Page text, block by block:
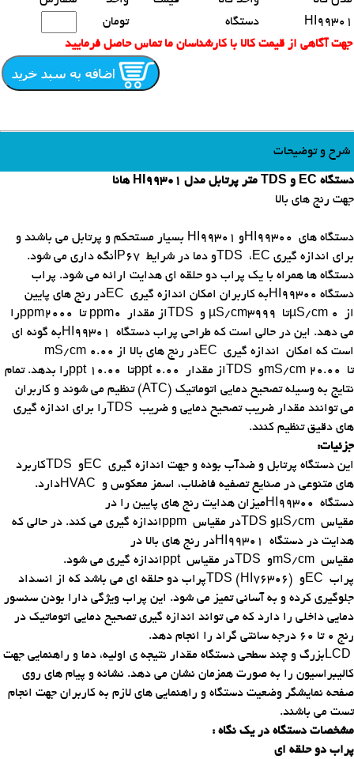
HI99301
دستگاه
تومان
جهت آگاهی از قیمت کالا با کارشناسان ما تماس حاصل فرمایید
شرح و توضیحات
دستگاه EC و TDS متر پرتابل مدل HI99301 هانا
جهت رنج های بالا
دستگاه های HI99300و HI99301 بسیار مستحکم و پرتابل می باشند و
برای اندازه گیری EC، TDS و دما در شرایط IP67نگه داری می شود.
دستگاه ها همراه با یک پراب دو حلقه ای هدایت ارائه می شود. پراب
دستگاه HI99300به کاربران امکان اندازه گیری ECدر رنج های پایین
از
µS/cm 0تا µS/cm3999 و TDS از مقدار ppm0تا ppm2000را
می دهد. این در حالی است که طراحی پراب دستگاه
HI99301به گونه ای
است که امکان اندازه گیری ECدر رنج های بالا از mS/cm 0.00
تا
mS/cm 20.00و TDS از مقدار ppt 0.00تا ppt 10.00را بدهد. تمام
نتایج به وسیله تصحیح دمایی اتوماتیک (ATC)تنظیم می شوند و کاربران
می توانند مقدار ضریب تصحیح دمایی و ضریب TDS را برای اندازه گیری
های دقیق تنظیم کنند.
جزئیات:
این دستگاه پرتابل و ضدآب بوده و جهت اندازه گیری ECو TDS کاربرد
های متنوعی در صنایع تصفیه فاضلاب، اسمز معکوس و
HVACدارد.
دستگاه HI99300میزان هدایت رنج های پایین را در
مقیاس µS/cmو TDS در مقیاس ppm اندازه گیری می کند. در حالی که
هدایت در دستگاه
HI99301در رنج های بالا در
مقیاس mS/cmو TDS در مقیاس ppt اندازه گیری می شود.
پراب ECو TDS (HI76306) پراب دو حلقه ای می باشد که از انسداد
جلوگیری کرده و به آسانی تمیز می شود. این پراب ویژگی دارا بودن سنسور
دمایی داخلی را دارد که می تواند اندازه گیری تصحیح دمایی اتوماتیک در
رنج 0 تا 60 درجه سانتی گراد را انجام دهد
.
LCDبزرگ و چند سطحی دستگاه مقدار نتیجه ی اولیه، دما و راهنمایی جهت
کالیبراسیون را به صورت همزمان نشان می دهد. نشانه و پیام های روی
صفحه نمایشگر وضعیت دستگاه و راهنمایی های لازم به کاربران جهت انجام
تست می باشند.
مشخصات دستگاه در یک نگاه :
پراب دو حلقه ای